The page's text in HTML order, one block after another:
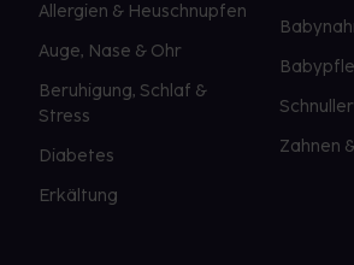
Allergien & Heuschnupfen
Auge, Nase & Ohr
Beruhigung, Schlaf &
Stress
Diabetes
Erkältung
Zahnen